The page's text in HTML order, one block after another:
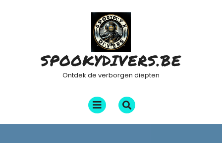
SPOOKYDIVERS.BE
Ontdek de verborgen diepten
Menu
openen